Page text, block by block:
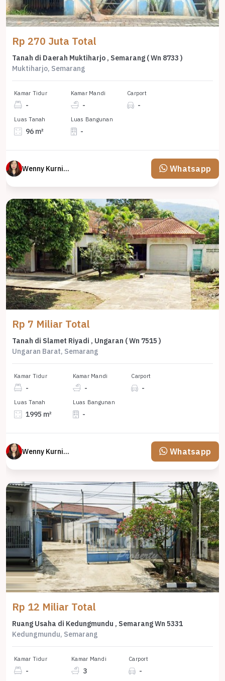
Rp 270 Juta Total
Tanah di Daerah Muktiharjo , Semarang ( Wn 8733 )
Muktiharjo, Semarang
Kamar Tidur
-
Kamar Mandi
-
Carport
-
Luas Tanah
96 m²
Luas Bangunan
-
Wenny Kurniawati Whatsapp
Rp 7 Miliar Total
Tanah di Slamet Riyadi , Ungaran ( Wn 7515 )
Ungaran Barat, Semarang
Kamar Tidur
-
Kamar Mandi
-
Carport
-
Luas Tanah
1995 m²
Luas Bangunan
-
Wenny Kurniawati Whatsapp
Rp 12 Miliar Total
Ruang Usaha di Kedungmundu , Semarang Wn 5331
Kedungmundu, Semarang
Kamar Tidur
-
Kamar Mandi
3
Carport
-